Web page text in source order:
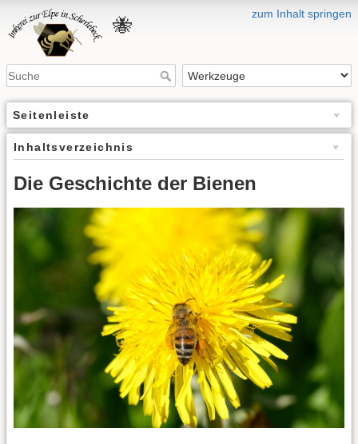
zum Inhalt springen
🐝
Seitenleiste
Inhaltsverzeichnis
Die Geschichte der Bienen